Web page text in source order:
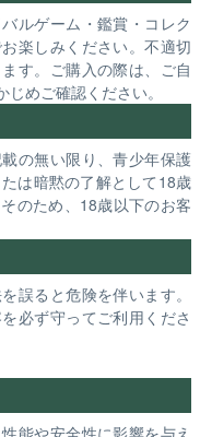
ルゲーム・鑑賞・コレク
楽しみください。不適切
す。ご購入の際は、ご自
めご確認ください。
の無い限り、青少年保護
は暗黙の了解として18歳
のため、18歳以下のお客
誤ると危険を伴います。
必ず守ってご利用くださ